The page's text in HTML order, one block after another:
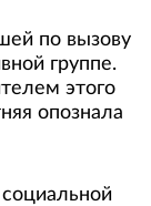
по вызову
группе.
этого
опознала